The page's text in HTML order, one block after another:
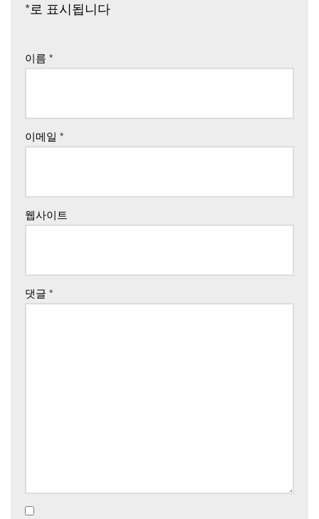
*로 표시됩니다
이름 *
이메일 *
웹사이트
댓글 *